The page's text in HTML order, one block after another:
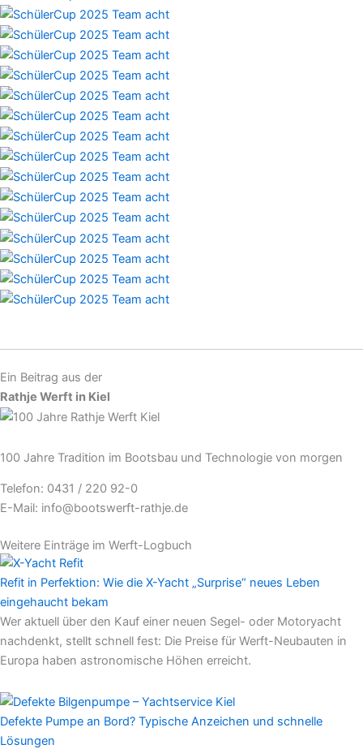
Ein Beitrag aus der
Rathje Werft in Kiel
100 Jahre Tradition im Bootsbau und Technologie von morgen
Telefon: 0431 / 220 92-0
E-Mail: info@bootswerft-rathje.de
Weitere Einträge im Werft-Logbuch
Refit in Perfektion: Wie die X-Yacht „Surprise“ neues Leben
eingehaucht bekam
Wer aktuell über den Kauf einer neuen Segel- oder Motoryacht
nachdenkt, stellt schnell fest: Die Preise für Werft-Neubauten in
Europa haben astronomische Höhen erreicht.
Defekte Pumpe an Bord? Typische Anzeichen und schnelle
Lösungen